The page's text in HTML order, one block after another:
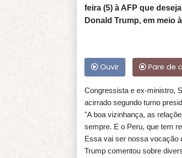
feira (5) à AFP que
Donald Trump, em meio
Ouvir Pare de
Congressista e ex-ministro,
acirrado segundo turno
"A boa vizinhança, as
sempre. E o Peru, que tem
Essa vai ser nossa vocação
Trump comentou sobre